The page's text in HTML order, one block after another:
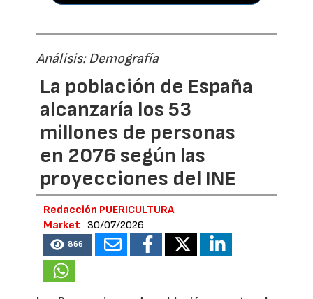
Análisis: Demografía
La población de España
alcanzaría los 53
millones de personas
en 2076 según las
proyecciones del INE
Redacción PUERICULTURA
Market
30/07/2026
866